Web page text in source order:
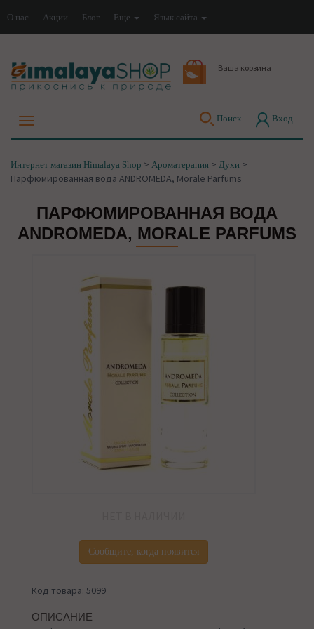
О нас Акции Блог Еще Язык сайта
Ваша корзина
Поиск Вход
Интернет магазин Himalaya Shop > Ароматерапия > Духи >
Парфюмированная вода ANDROMEDA, Morale Parfums
ПАРФЮМИРОВАННАЯ ВОДА
ANDROMEDA, MORALE PARFUMS
Сообщите, когда появится
Код товара: 5099
ОПИСАНИЕ